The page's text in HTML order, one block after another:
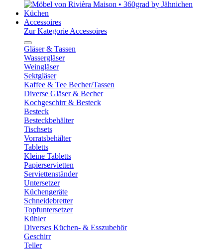
Küchen
Accessoires
Zur Kategorie Accessoires
Gläser & Tassen
Wassergläser
Weingläser
Sektgläser
Kaffee & Tee Becher/Tassen
Diverse Gläser & Becher
Kochgeschirr & Besteck
Besteck
Besteckbehälter
Tischsets
Vorratsbehälter
Tabletts
Kleine Tabletts
Papierservietten
Serviettenständer
Untersetzer
Küchengeräte
Schneidebretter
Topfuntersetzer
Kühler
Diverses Küchen- & Esszubehör
Geschirr
Teller